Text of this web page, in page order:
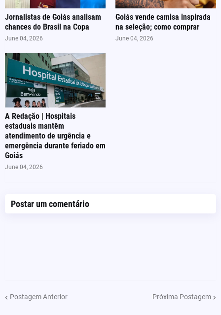
Jornalistas de Goiás analisam
chances do Brasil na Copa
June 04, 2026
Goiás vende camisa inspirada
na seleção; como comprar
June 04, 2026
A Redação | Hospitais
estaduais mantêm
atendimento de urgência e
emergência durante feriado em
Goiás
June 04, 2026
Postar um comentário
Postagem Anterior Próxima Postagem